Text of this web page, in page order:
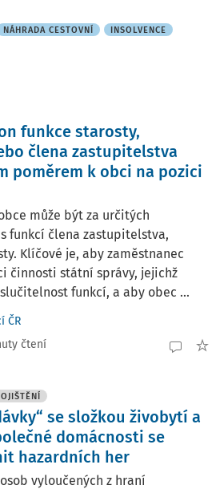
NÁHRADA CESTOVNÍ INSOLVENCE
funkce starosty,
člena zastupitelstva
poměrem k obci na pozici
může být za určitých
funkcí člena zastupitelstva,
Klíčové je, aby zaměstnanec
činnosti státní správy, jejichž
funkcí, a aby obec ...
ČR
čtení
se složkou živobytí a
domácnosti se
hazardních her
vyloučených z hraní